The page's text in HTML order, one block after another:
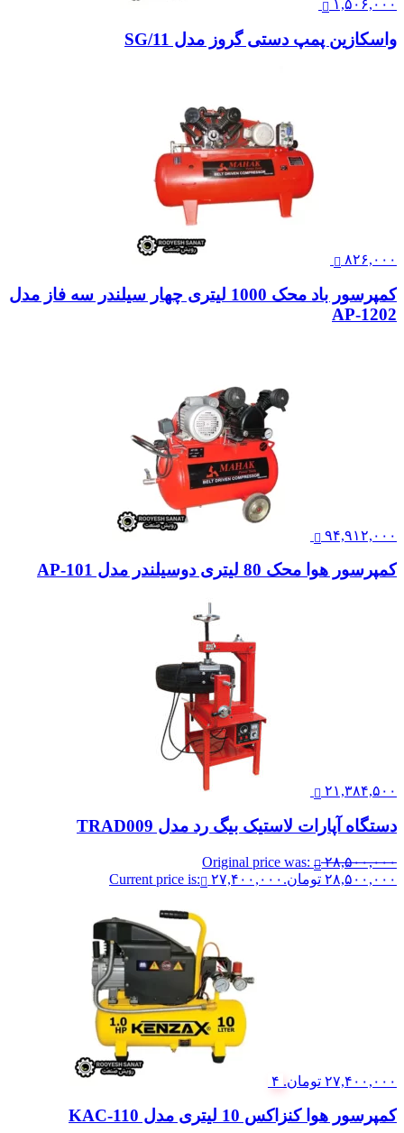
۱,۵۰۶,۰۰۰
واسکازین پمپ دستی گروز مدل SG/11
۸۲۶,۰۰۰
کمپرسور باد محک 1000 لیتری چهار سیلندر سه فاز مدل
AP-1202
۹۴,۹۱۲,۰۰۰
کمپرسور هوا محک 80 لیتری دوسیلندر مدل AP-101
۲۱,۳۸۴,۵۰۰
دستگاه آپارات لاستیک بیگ رد مدل TRAD009
۲۸,۵۰۰,۰۰۰
Original price was:
۲۸,۵۰۰,۰۰۰ تومان.
۲۷,۴۰۰,۰۰۰ Current price is:
۲۷,۴۰۰,۰۰۰ تومان. ۴
کمپرسور هوا کنزاکس 10 لیتری مدل KAC-110